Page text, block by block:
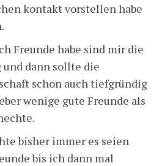
kontakt vorstellen habe
Freunde habe sind mir die
dann sollte die
schon auch tiefgründig
wenige gute Freunde als
bisher immer es seien
bis ich dann mal